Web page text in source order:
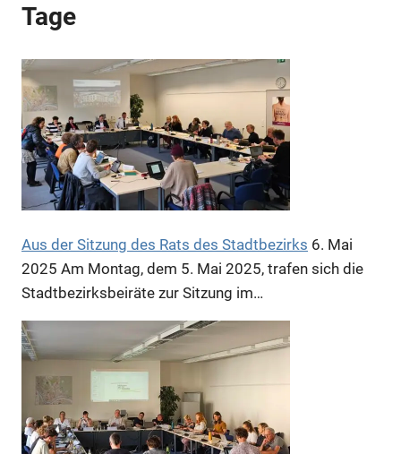
Anzeige
Tage
Aus der Sitzung des Rats des Stadtbezirks 6. Mai
2025 Am Montag, dem 5. Mai 2025, trafen sich die
Stadtbezirksbeiräte zur Sitzung im…